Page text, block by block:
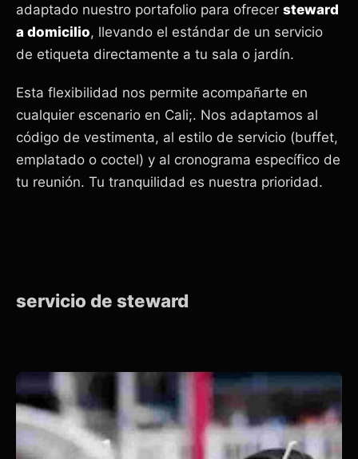
adaptado nuestro portafolio para ofrecer steward
a domicilio, llevando el estándar de un servicio
de etiqueta directamente a tu sala o jardín.
Esta flexibilidad nos permite acompañarte en
cualquier escenario en Cali;. Nos adaptamos al
código de vestimenta, al estilo de servicio (buffet,
emplatado o coctel) y al cronograma específico de
tu reunión. Tu tranquilidad es nuestra prioridad.
servicio de steward